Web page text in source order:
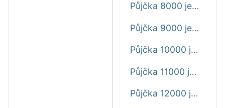
Půjčka 8000 ještě dnes
Půjčka 9000 ještě dnes
Půjčka 10000 ještě dnes
Půjčka 11000 ještě dnes
Půjčka 12000 ještě dnes